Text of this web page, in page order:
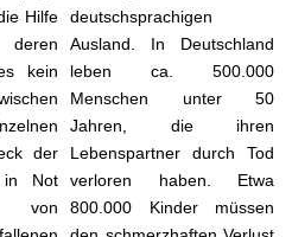
Hilfe
deren
kein
der
Not
von
deutschsprachigen
Ausland. In Deutschland
leben ca. 500.000
Menschen unter 50
Jahren, die ihren
Lebenspartner durch Tod
verloren haben. Etwa
800.000 Kinder müssen